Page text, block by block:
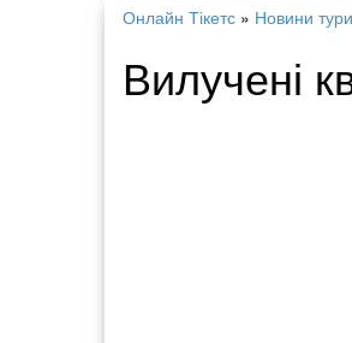
Онлайн Тікетс » Новини
Вилучені